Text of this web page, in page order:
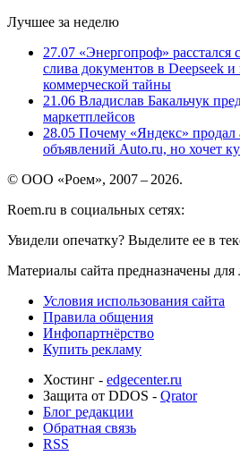
Лучшее за неделю
27.07 «Энергопроф» расстался
слива документов в Deepseek
коммерческой тайны
21.06 Владислав Бакальчук
маркетплейсов
28.05 Почему «Яндекс»
объявлений Auto.ru, но хочет
© ООО «Роем», 2007 – 2026.
Roem.ru в социальных сетях:
Увидели опечатку? Выделите ее в
Материалы сайта предназначены для
Условия использования сайта
Правила общения
Инфопартнёрство
Купить рекламу
Хостинг - edgecenter.ru
Защита от DDOS - Qrator
Блог редакции
Обратная связь
RSS